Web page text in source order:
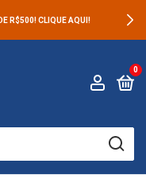
R$500! CLIQUE AQUI!
0